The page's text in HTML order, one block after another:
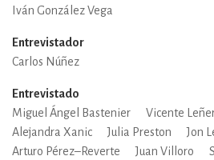
Iván González Vega
Entrevistador
Carlos Núñez
Entrevistado
Miguel Ángel Bastenier
Vicente
Alejandra Xanic
Julia Preston
Jon
Arturo Pérez–Reverte
Juan Villoro